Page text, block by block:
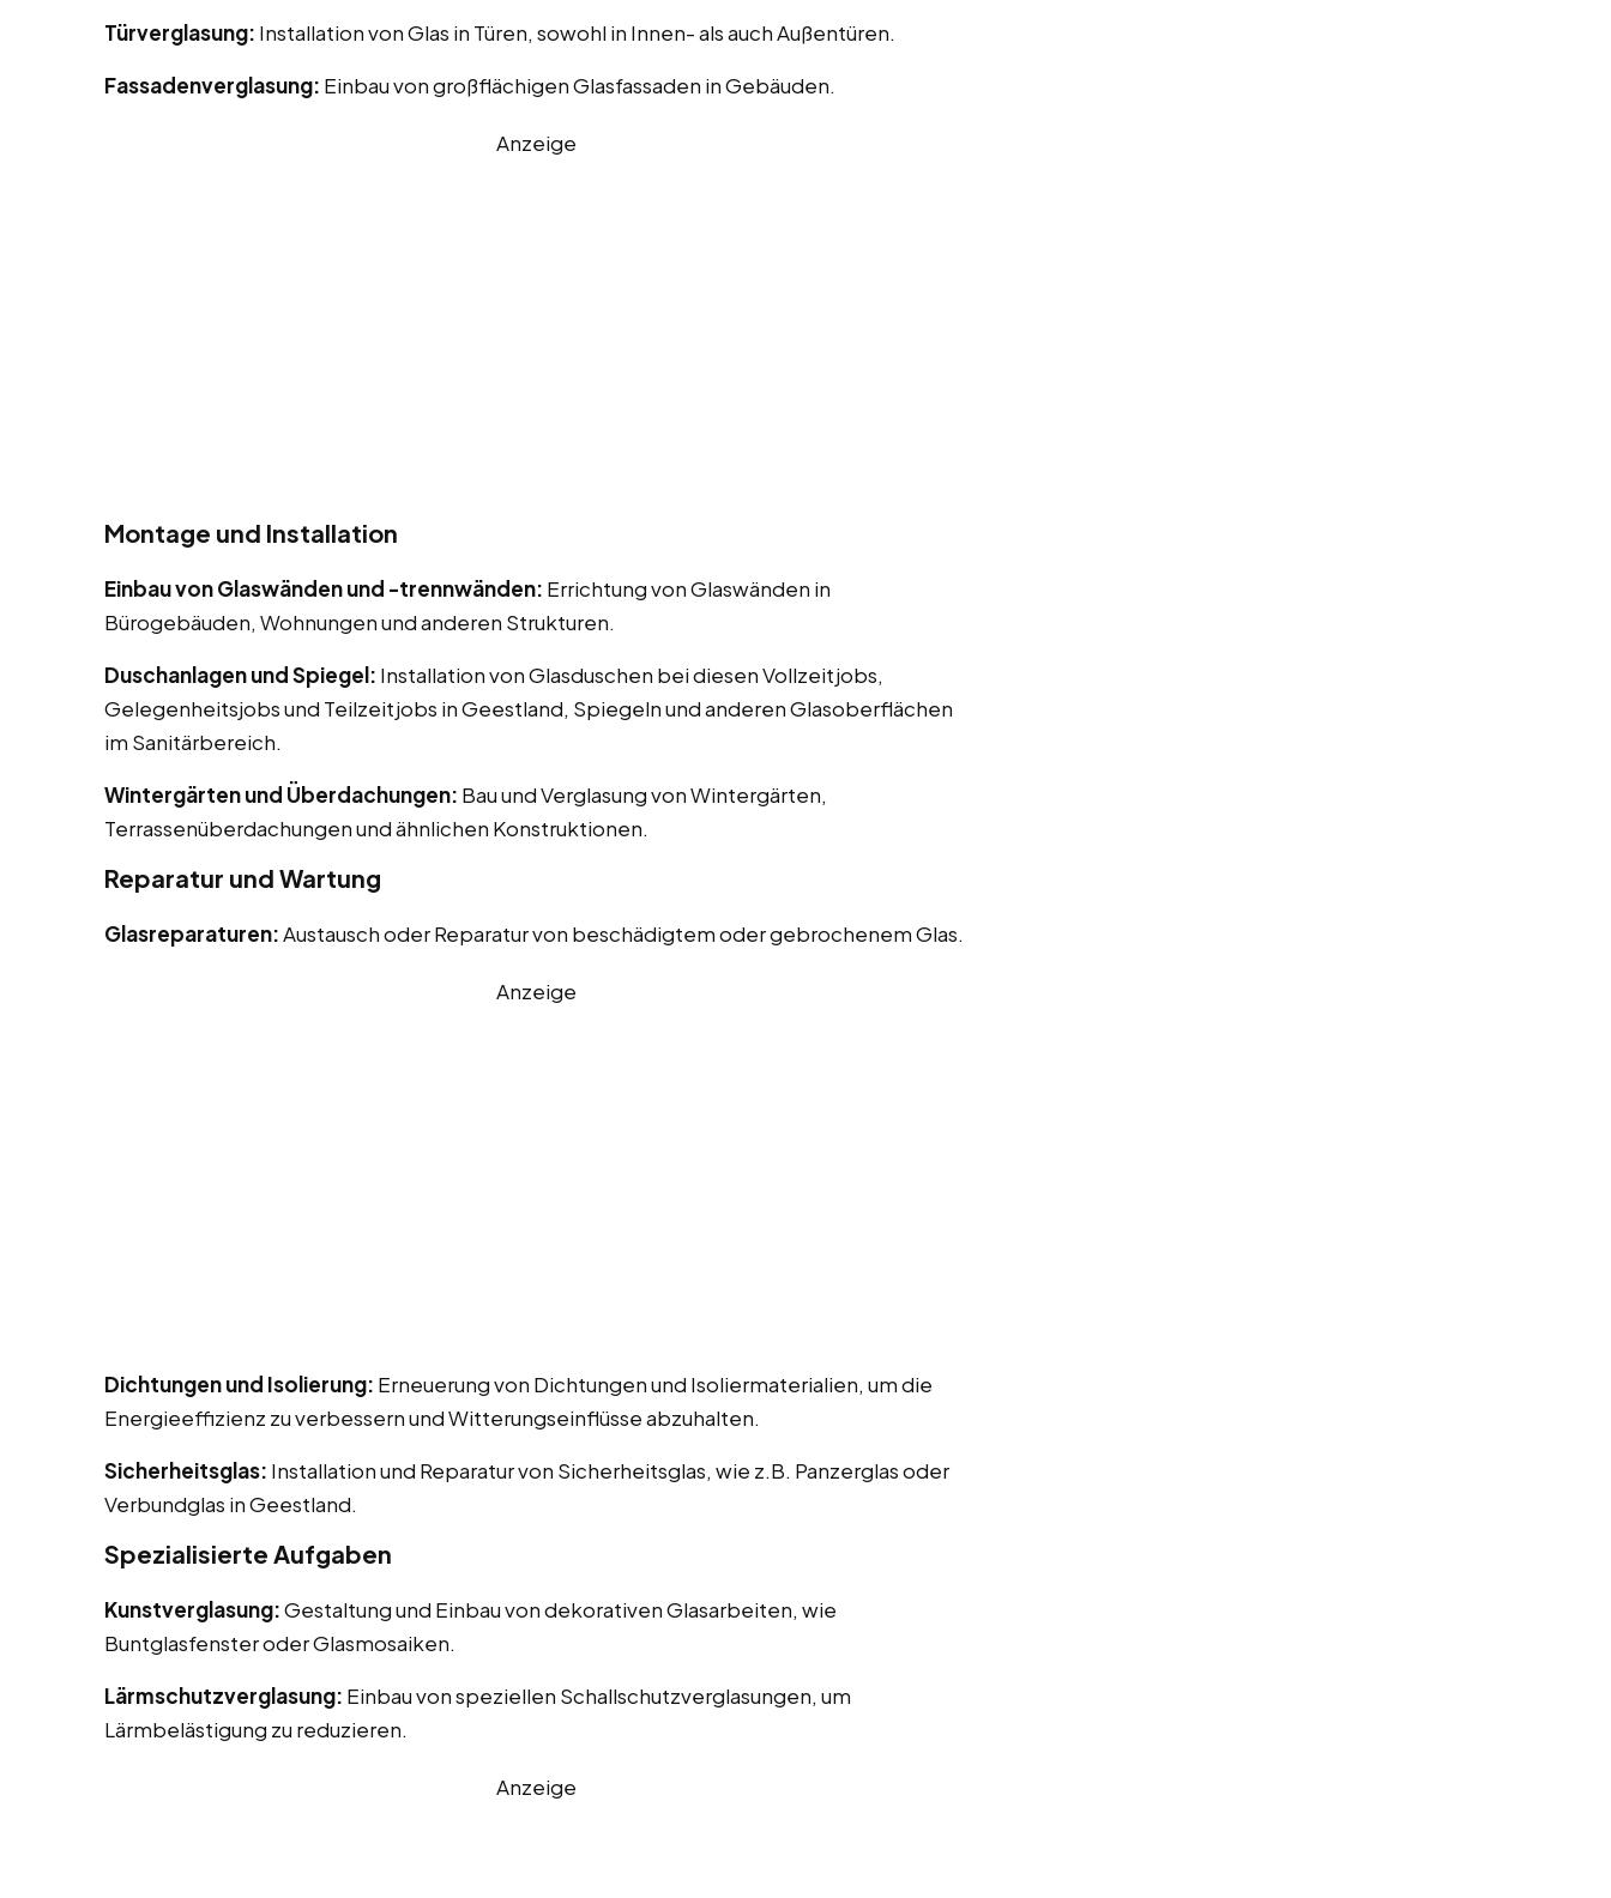
Türverglasung: Installation von Glas in Türen, sowohl in Innen- als auch Außentüren.
Fassadenverglasung: Einbau von großflächigen Glasfassaden in Gebäuden.
Anzeige
Montage und Installation
Einbau von Glaswänden und -trennwänden: Errichtung von Glaswänden in
Bürogebäuden, Wohnungen und anderen Strukturen.
Duschanlagen und Spiegel: Installation von Glasduschen bei diesen Vollzeitjobs,
Gelegenheitsjobs und Teilzeitjobs in Geestland, Spiegeln und anderen Glasoberflächen
im Sanitärbereich.
Wintergärten und Überdachungen: Bau und Verglasung von Wintergärten,
Terrassenüberdachungen und ähnlichen Konstruktionen.
Reparatur und Wartung
Glasreparaturen:Austausch oder Reparatur von beschädigtem oder gebrochenem Glas.
Anzeige
Dichtungen und Isolierung: Erneuerung von Dichtungen und Isoliermaterialien, um die
Energieeffizienz zu verbessern und Witterungseinflüsse abzuhalten.
Sicherheitsglas: Installation und Reparatur von Sicherheitsglas, wie z.B. Panzerglas oder
Verbundglas in Geestland.
Spezialisierte Aufgaben
Kunstverglasung:Gestaltung und Einbau von dekorativen Glasarbeiten, wie
Buntglasfenster oder Glasmosaiken.
Lärmschutzverglasung: Einbau von speziellen Schallschutzverglasungen, um
Lärmbelästigung zu reduzieren.
Anzeige